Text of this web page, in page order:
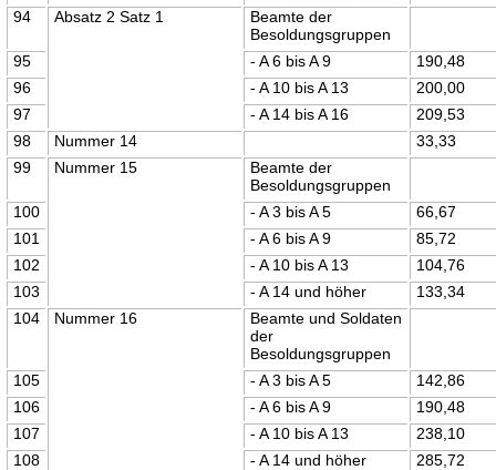
94 Absatz 2 Satz 1
Beamte der
Besoldungsgruppen
95
- A 6 bis A 9
190,48
96
- A 10 bis A 13
200,00
97
- A 14 bis A 16
209,53
98
Nummer 14
33,33
99
Nummer 15
Beamte der
Besoldungsgruppen
100
- A 3 bis A 5
66,67
101
- A 6 bis A 9
85,72
102
- A 10 bis A 13
104,76
103
- A 14 und höher
133,34
104
Nummer 16
Beamte und Soldaten
der
Besoldungsgruppen
105
- A 3 bis A 5
142,86
106
- A 6 bis A 9
190,48
107
- A 10 bis A 13
238,10
108
- A 14 und höher
285,72